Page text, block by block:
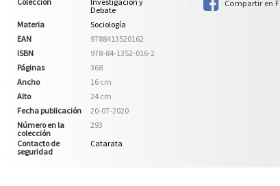
Debate
Materia
Sociología
EAN
9788413520162
ISBN
978-84-1352-016-2
Páginas
368
Ancho
16 cm
Alto
24 cm
Fecha publicación
20-07-2020
Número en la
colección
293
Contacto de
seguridad
Catarata
Compartir en